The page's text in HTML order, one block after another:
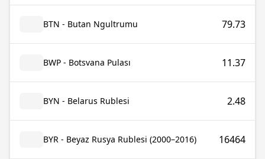
BTN - Butan Ngultrumu 79.73
BWP - Botsvana Pulası 11.37
BYN - Belarus Rublesi 2.48
BYR - Beyaz Rusya Rublesi (2000–2016) 16464